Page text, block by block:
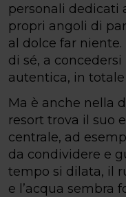
personali dedicati
propri angoli di
al dolce far
di sé, a
autentica, in
Ma è anche nella
resort trova il suo
centrale, ad
da condividere e
tempo si dilata, il
e l’acqua sembra